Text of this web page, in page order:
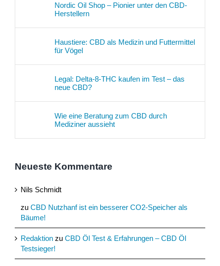
Nordic Oil Shop – Pionier unter den CBD-
Herstellern
Haustiere: CBD als Medizin und Futtermittel
für Vögel
Legal: Delta-8-THC kaufen im Test – das
neue CBD?
Wie eine Beratung zum CBD durch
Mediziner aussieht
Neueste Kommentare
Nils Schmidt
zu CBD Nutzhanf ist ein besserer CO2-Speicher als
Bäume!
Redaktion zu CBD Öl Test & Erfahrungen – CBD Öl
Testsieger!